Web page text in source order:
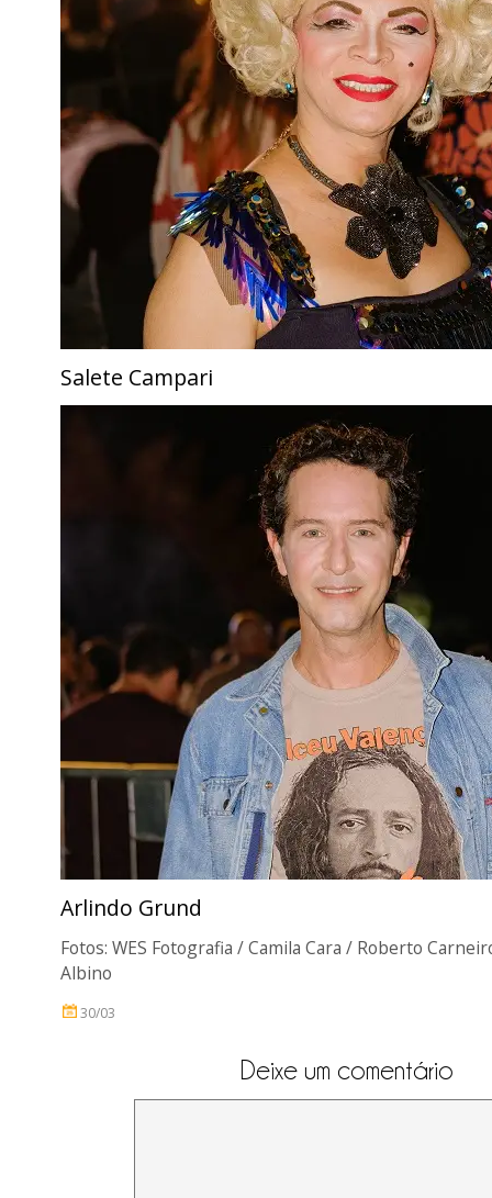
Salete Campari
Arlindo Grund
Fotos: WES Fotografia / Camila Cara / Roberto
Albino
30/03
Deixe um comentário